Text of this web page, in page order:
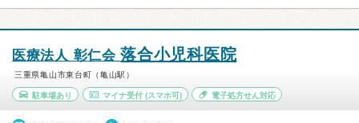
医療法人 彰仁会落合小児科医院
三重県亀山市東台町（亀山駅）
駐車場あり マイナ受付(スマホ可) 電子処方せん対応